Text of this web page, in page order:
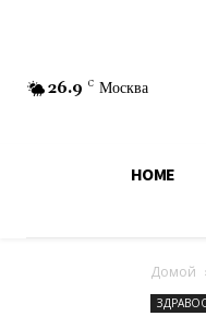
26.9 C Москва
HOME
Домой